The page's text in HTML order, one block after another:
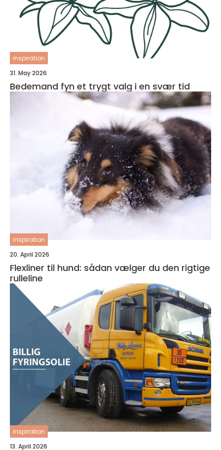
inspiration
31. May 2026
Bedemand fyn et trygt valg i en svær tid
inspiration
20. April 2026
Flexliner til hund: sådan vælger du den rigtige
rulleline
inspiration
13. April 2026